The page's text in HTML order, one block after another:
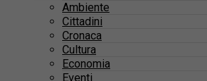
Ambiente
Cittadini
Cronaca
Cultura
Economia
Eventi